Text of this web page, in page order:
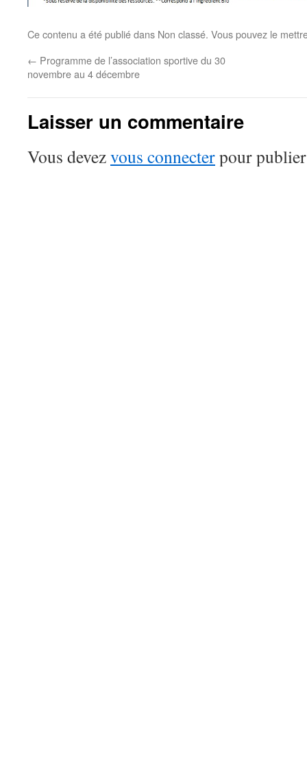
Ce contenu a été publié dans Non classé. Vous pouvez le
← Programme de l’association sportive du 30
novembre au 4 décembre
Laisser un commentaire
Vous devezvous connecterpour